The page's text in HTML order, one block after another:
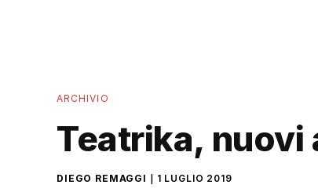
ARCHIVIO
Teatrika, nuovi
DIEGO REMAGGI 1 LUGLIO 2019